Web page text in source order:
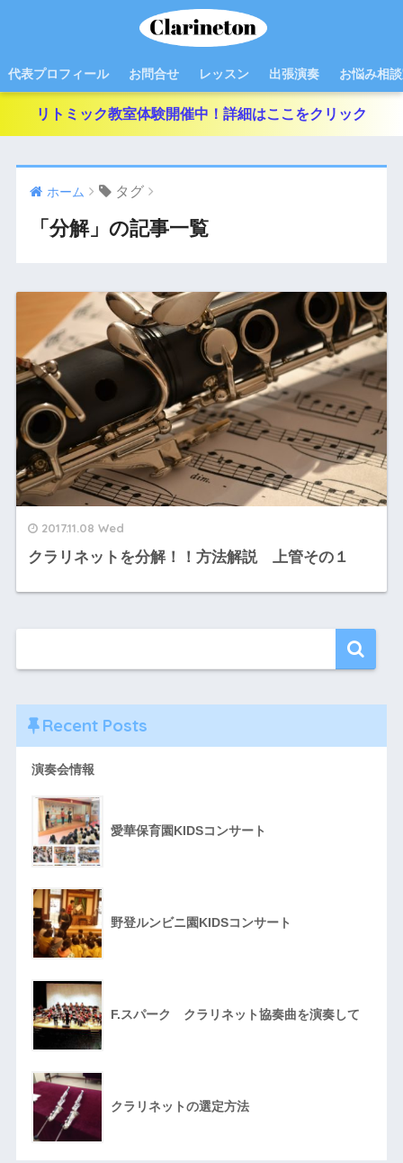
代表プロフィール お問合せ レッスン 出張演奏 お悩み相
リトミック教室体験開催中！詳細はここをクリック
ホーム タグ
「分解」の記事一覧
2017.11.08 Wed
クラリネットを分解！！方法解説 上管その１
Recent Posts
演奏会情報
愛華保育園KIDSコンサート
野登ルンビニ園KIDSコンサート
F.スパーク クラリネット協奏曲を演奏して
クラリネットの選定方法